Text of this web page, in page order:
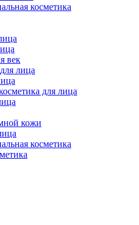
косметика
век
лица
для лица
кожи
косметика